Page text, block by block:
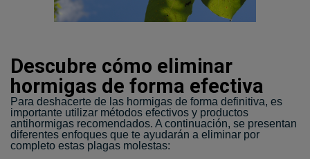
Descubre cómo eliminar
hormigas de forma efectiva
Para deshacerte de las hormigas de forma definitiva, es
importante utilizar métodos efectivos y productos
antihormigas recomendados. A continuación, se presentan
diferentes enfoques que te ayudarán a eliminar por
completo estas plagas molestas: